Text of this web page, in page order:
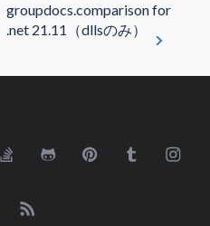
groupdocs.comparison for
.net 21.11（dllsのみ）